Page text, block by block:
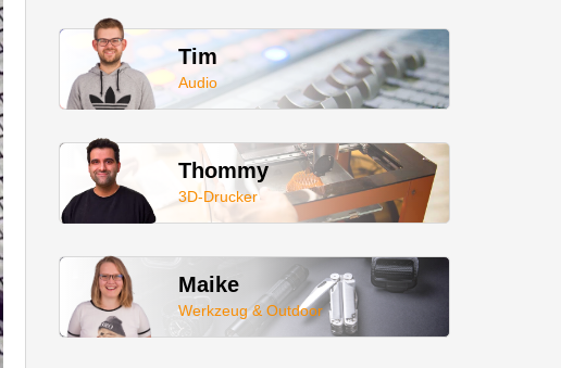
Tim
Audio
Thommy
3D-Drucker
Maike
Werkzeug & Outdoor